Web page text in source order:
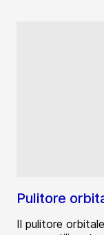
Pulitore
Il pulitore